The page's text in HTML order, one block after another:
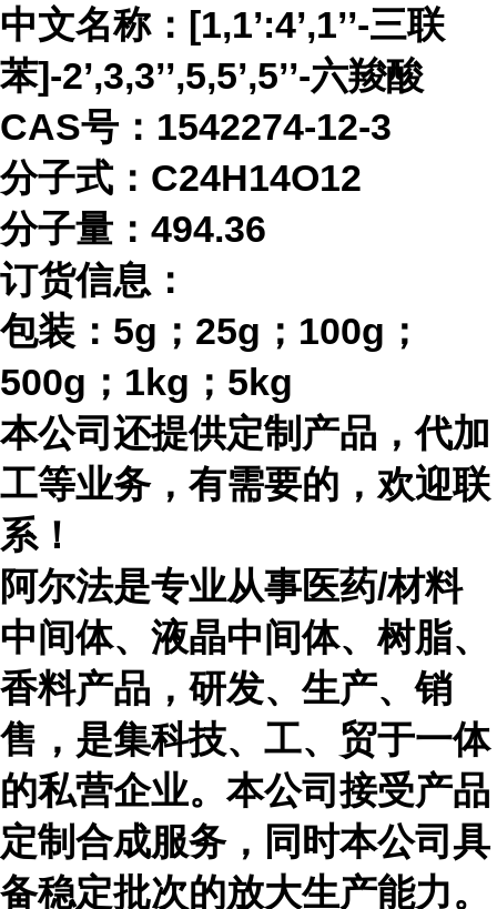
中文名称： [1,1’:4’,1’’-三联
苯]-2’,3,3’’,5,5’,5’’-六羧酸
CAS号：1542274-12-3
分子式： C24H14O12
分子量： 494.36
订货信息：
包装： 5g；25g；100g；
500g；1kg；5kg
本公司还提供定制产品，代加
工等业务，有需要的，欢迎联
系！
阿尔法是专业从事医药/材料
中间体、液晶中间体、树脂、
香料产品，研发、生产、销
售，是集科技、工、贸于一体
的私营企业。本公司接受产品
定制合成服务，同时本公司具
备稳定批次的放大生产能力。